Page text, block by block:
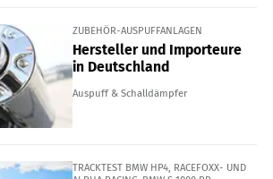
ZUBEHÖR-AUSPUFFANLAGEN
Hersteller und Importeure
in Deutschland
Auspuff & Schalldämpfer
TRACKTEST BMW HP4, RACEFOXX- UND